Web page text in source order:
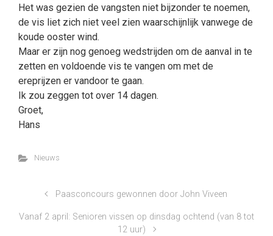
Het was gezien de vangsten niet bijzonder te noemen,
de vis liet zich niet veel zien waarschijnlijk vanwege de
koude ooster wind.
Maar er zijn nog genoeg wedstrijden om de aanval in te
zetten en voldoende vis te vangen om met de
ereprijzen er vandoor te gaan.
Ik zou zeggen tot over 14 dagen.
Groet,
Hans
Nieuws
Paasconcours gewonnen door John Viveen
Vanaf 2 april: Senioren vissen op dinsdag ochtend (van 8 tot
12 uur)